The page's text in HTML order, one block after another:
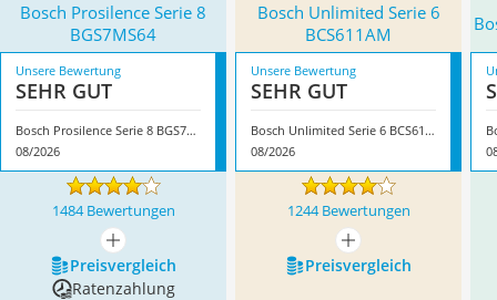
Bosch Prosilence Serie 8
BGS7MS64
Bosch Unlimited Serie 6
BCS611AM
Unsere Bewertung
SEHR GUT
Bosch Prosilence Serie 8 BGS7MS64
08/2026
Unsere Bewertung
SEHR GUT
Bosch Unlimited Serie 6 BCS611AM
08/2026
1484 Bewertungen 1244 Bewertungen
mehr anzeigen
mehr anzeigen
Preis­vergleich
Preis­vergleich
Ratenzahlung